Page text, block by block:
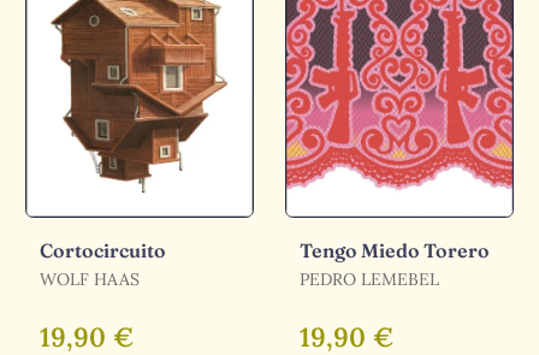
Cortocircuito
WOLF HAAS
19,90 €
Tengo Miedo Torero
PEDRO LEMEBEL
19,90 €